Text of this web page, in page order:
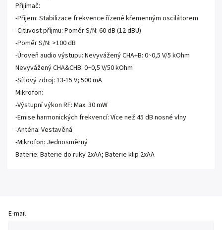
Přijímač:
-Příjem: Stabilizace frekvence řízené křemenným oscilátorem
-Citlivost příjmu: Poměr S/N: 60 dB (12 dBU)
-Poměr S/N: >100 dB
-Úroveň audio výstupu: Nevyvážený CHA+B: 0~0,5 V/5 kOhm
Nevyvážený CHA&CHB: 0~0,5 V/50 kOhm
-Síťový zdroj: 13-15 V; 500 mA
Mikrofon:
-Výstupní výkon RF: Max. 30 mW
-Emise harmonických frekvencí: Více než 45 dB nosné vlny
-Anténa: Vestavěná
-Mikrofon: Jednosměrný
Baterie: Baterie do ruky 2xAA; Baterie klip 2xAA
E-mail